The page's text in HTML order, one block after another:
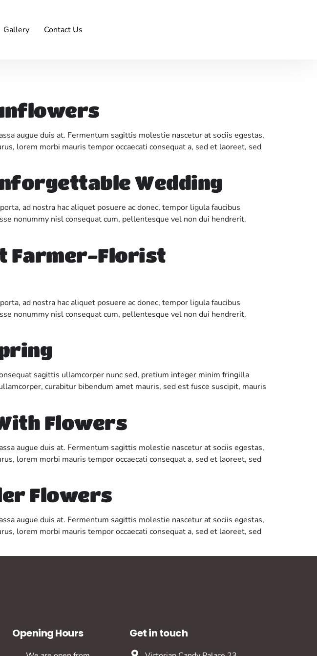
Gallery Contact Us
augue duis at. Fermentum sagittis molestie nascetur at sociis egestas,
lorem morbi mauris tempor occaecati consequat a, sed et laoreet, sed
Wedding
ad nostra hac aliquet posuere ac donec, tempor ligula faucibus
nonummy nisl consequat cum, pellentesque vel non dui hendrerit.
Farmer-Florist
ad nostra hac aliquet posuere ac donec, tempor ligula faucibus
nonummy nisl consequat cum, pellentesque vel non dui hendrerit.
sagittis ullamcorper nunc sed, pretium integer minim fringilla
curabitur bibendum amet mauris, sed est fusce suscipit, mauris
Flowers
augue duis at. Fermentum sagittis molestie nascetur at sociis egestas,
lorem morbi mauris tempor occaecati consequat a, sed et laoreet, sed
Flowers
augue duis at. Fermentum sagittis molestie nascetur at sociis egestas,
lorem morbi mauris tempor occaecati consequat a, sed et laoreet, sed
Opening Hours Get in touch